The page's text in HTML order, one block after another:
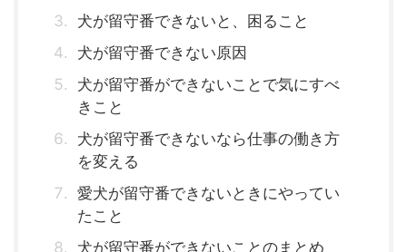
犬が留守番できないと、困ること
犬が留守番できない原因
犬が留守番ができないことで気にすべ
きこと
犬が留守番できないなら仕事の働き方
を変える
愛犬が留守番できないときにやってい
たこと
犬が留守番ができないことのまとめ